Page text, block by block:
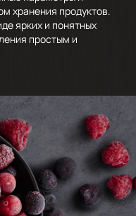
хранения продуктов.
ярких и понятных
простым и